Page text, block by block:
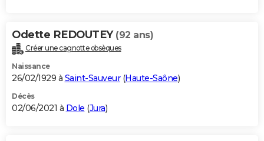
Odette REDOUTEY (92 ans)
Créer une cagnotte obsèques
Naissance
26/02/1929 à Saint-Sauveur(Haute-Saône)
Décès
02/06/2021 à Dole (Jura)